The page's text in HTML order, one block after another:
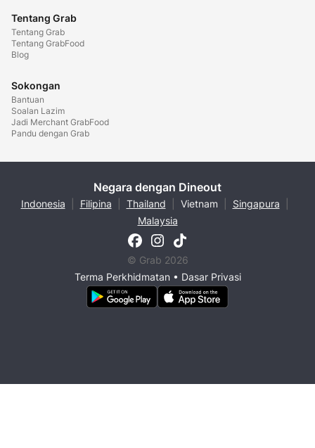
Tentang Grab
Tentang Grab
Tentang GrabFood
Blog
Sokongan
Bantuan
Soalan Lazim
Jadi Merchant GrabFood
Pandu dengan Grab
Negara dengan Dineout
Indonesia Filipina Thailand Vietnam Singapura
Malaysia
© Grab 2026
Terma Perkhidmatan• Dasar Privasi